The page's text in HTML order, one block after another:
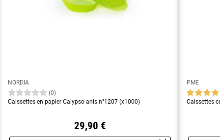
NORDIA
(0)
Caissettes en papier Calypso anis n°1207 (x1000)
29,90 €
PME
Caissettes